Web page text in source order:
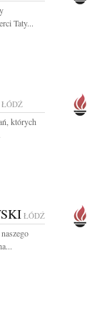
Taty...
ŁÓDŹ
których
ŁÓDŹ